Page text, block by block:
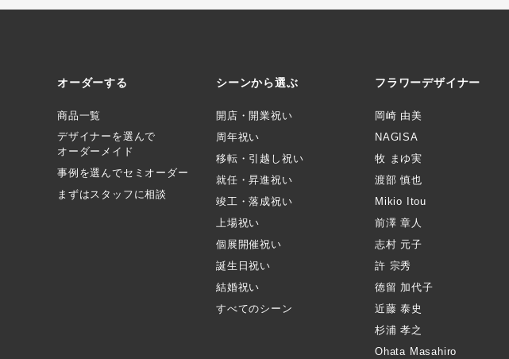
オーダーする
商品一覧
デザイナーを選んで
オーダーメイド
事例を選んでセミオーダー
まずはスタッフに相談
シーンから選ぶ
開店・開業祝い
周年祝い
移転・引越し祝い
就任・昇進祝い
竣工・落成祝い
上場祝い
個展開催祝い
誕生日祝い
結婚祝い
すべてのシーン
フラワーデザイナー
岡崎 由美
NAGISA
牧 まゆ実
渡部 慎也
Mikio Itou
前澤 章人
志村 元子
許 宗秀
徳留 加代子
近藤 泰史
杉浦 孝之
Ohata Masahiro